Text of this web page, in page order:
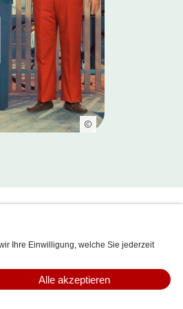
DIGITALE DIENSTE